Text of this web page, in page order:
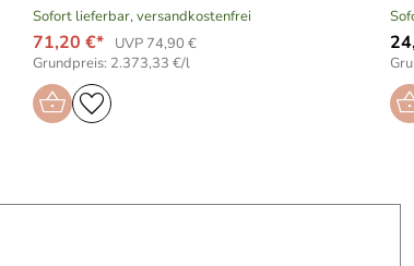
Sofort lieferbar, versandkostenfrei
71,20 €*
UVP 74,90 €
Grundpreis: 2.373,33 €/l